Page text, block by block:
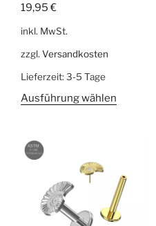
19,95€
inkl. MwSt.
zzgl. Versandkosten
Lieferzeit: 3-5 Tage
Ausführung wählen